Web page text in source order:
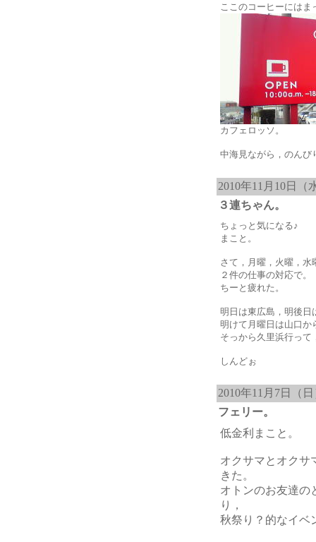
ここのコーヒーにはま
カフェロッソ。
中海見ながら，のんび
2010年11月10日（
３連ちゃん。
ちょっと気になる♪
まこと。
さて，月曜，火曜，水
２件の仕事の対応で。
ちーと疲れた。
明日は東広島，明後日
明けて月曜日は山口か
そっから久里浜行って
しんどぉ
2010年11月7日（
フェリー。
低金利まこと。
オクサマとオクサ
きた。
オトンのお友達の
り，
秋祭り？的なイベ